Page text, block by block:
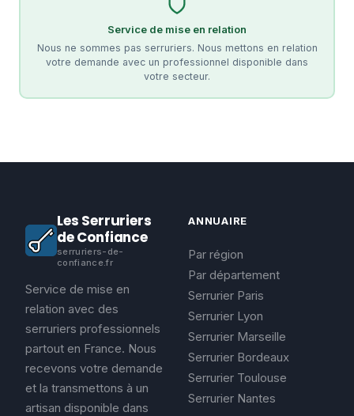
Service de mise en relation
Nous ne sommes pas serruriers. Nous mettons en relation
votre demande avec un professionnel disponible dans
votre secteur.
Les Serruriers
de Confiance
serruriers-de-
confiance.fr
Service de mise en
relation avec des
serruriers professionnels
partout en France. Nous
recevons votre demande
et la transmettons à un
artisan disponible dans
ANNUAIRE
Par région
Par département
Serrurier Paris
Serrurier Lyon
Serrurier Marseille
Serrurier Bordeaux
Serrurier Toulouse
Serrurier Nantes